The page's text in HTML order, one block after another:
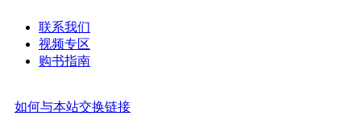
联系我们
视频专区
购书指南
如何与本站交换链接